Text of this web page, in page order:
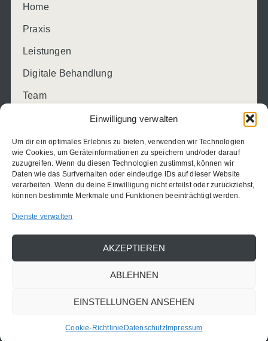
Einwilligung verwalten
Um dir ein optimales Erlebnis zu bieten, verwenden wir Technologien
wie Cookies, um Geräteinformationen zu speichern und/oder darauf
zuzugreifen. Wenn du diesen Technologien zustimmst, können wir
Daten wie das Surfverhalten oder eindeutige IDs auf dieser Website
verarbeiten. Wenn du deine Einwilligung nicht erteilst oder zurückziehst,
können bestimmte Merkmale und Funktionen beeinträchtigt werden.
Dienste verwalten
AKZEPTIEREN
ABLEHNEN
EINSTELLUNGEN ANSEHEN
Cookie-Richtlinie DatenschutzImpressum
Home
Praxis
Leistungen
Digitale Behandlung
Team
Patienteninformationen
Kontakt
0 45 21 – 826 455 0
INFO@ALIGNERLOUNGE-EUTIN.DE
Aligner Lounge Eutin
Datenschutz